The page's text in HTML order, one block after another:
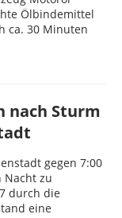
Ölbindemittel
ca. 30 Minuten
nach Sturm
gegen 7:00
Nacht zu
durch die
eine